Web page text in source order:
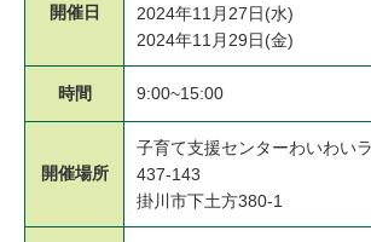
開催日
2024年11月27日(水)
2024年11月29日(金)
時間 9:00~15:00
開催場所
子育て支援センターわいわい
437-143
掛川市下土方380-1